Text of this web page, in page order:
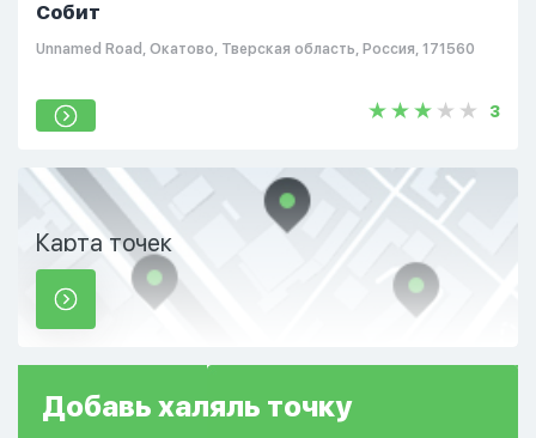
Собит
Unnamed Road, Окатово, Тверская область, Россия, 171560
3
Карта точек
Добавь халяль точку